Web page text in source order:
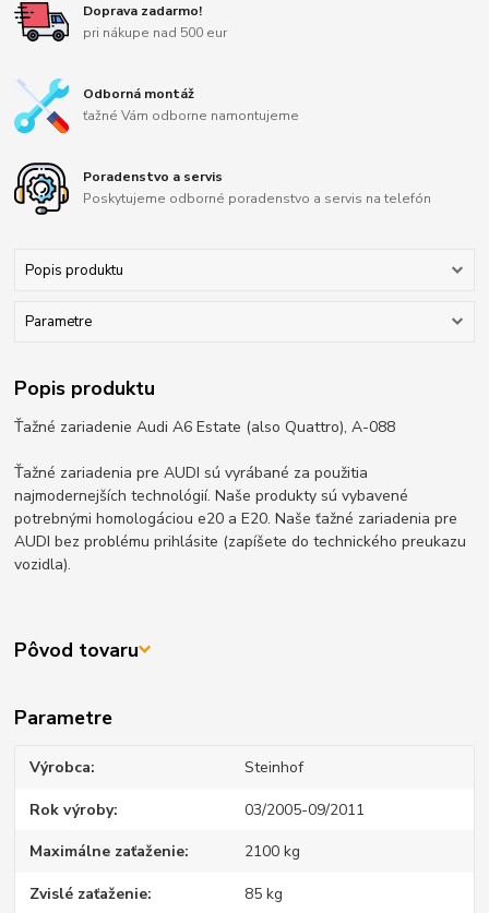
Doprava zadarmo!
pri nákupe nad 500 eur
Odborná montáž
ťažné Vám odborne namontujeme
Poradenstvo a servis
Poskytujeme odborné poradenstvo a servis na telefón
Popis produktu
Parametre
Popis produktu
Ťažné zariadenie Audi A6 Estate (also Quattro), A-088
Ťažné zariadenia pre AUDI sú vyrábané za použitia
najmodernejších technológií. Naše produkty sú vybavené
potrebnými homologáciou e20 a E20. Naše ťažné zariadenia pre
AUDI bez problému prihlásite (zapíšete do technického preukazu
vozidla).
Pôvod tovaru
Parametre
Výrobca Steinhof
Rok výroby 03/2005-09/2011
Maximálne zaťaženie 2100 kg
Zvislé zaťaženie 85 kg